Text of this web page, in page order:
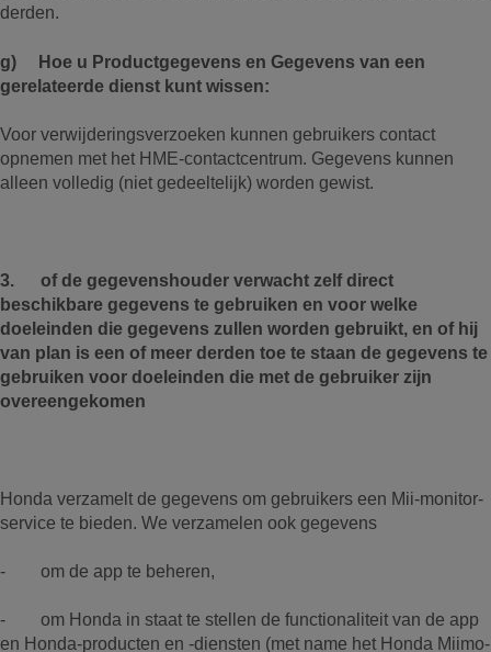
derden.
g) Hoe u Productgegevens en Gegevens van een
gerelateerde dienst kunt wissen:
Voor verwijderingsverzoeken kunnen gebruikers contact
opnemen met het HME-contactcentrum. Gegevens kunnen
alleen volledig (niet gedeeltelijk) worden gewist.
3. of de gegevenshouder verwacht zelf direct
beschikbare gegevens te gebruiken en voor welke
doeleinden die gegevens zullen worden gebruikt, en of hij
van plan is een of meer derden toe te staan de gegevens te
gebruiken voor doeleinden die met de gebruiker zijn
overeengekomen
Honda verzamelt de gegevens om gebruikers een Mii-monitor-
service te bieden. We verzamelen ook gegevens
- om de app te beheren,
- om Honda in staat te stellen de functionaliteit van de app
en Honda-producten en -diensten (met name het Honda Miimo-